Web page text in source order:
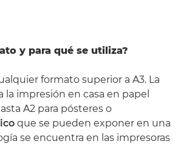
y para qué se utiliza?
formato superior a A3. La
la impresión en casa en papel
A2 para pósteres o
que se pueden exponer en una
se encuentra en las impresoras